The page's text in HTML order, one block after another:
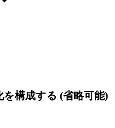
構成する (省略可能)